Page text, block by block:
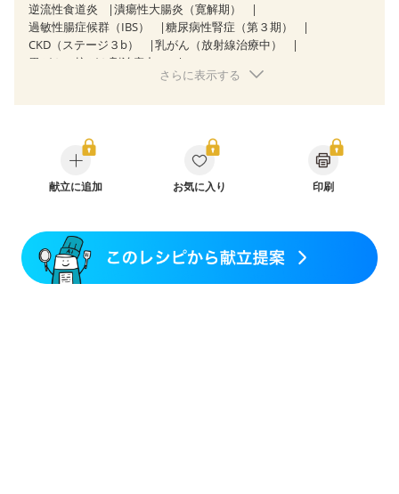
逆流性食道炎
潰瘍性大腸炎（寛解期）
過敏性腸症候群（IBS）
糖尿病性腎症（第３期）
CKD（ステージ３b）
乳がん（放射線治療中）
胃がん（抗がん剤治療中）
胃がん治療を終えた方・経過観察中の方
骨粗しょう症
関節リウマチ
フレイル（年齢に合わせた体作り）
更年期
さらに表示する
献立に追加 お気に入り 印刷